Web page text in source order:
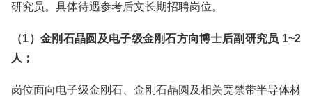
研究员。具体待遇参考后文长期招聘岗位。
（1）金刚石晶圆及电子级金刚石方向博士后副研究员 1~2
人；
岗位面向电子级金刚石、金刚石晶圆及相关宽禁带半导体材